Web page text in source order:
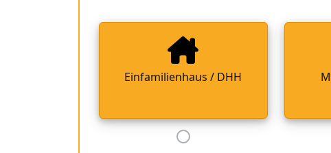
Einfamilienhaus / DHH